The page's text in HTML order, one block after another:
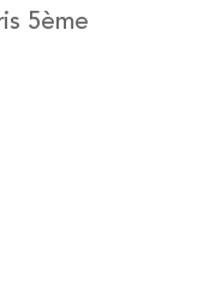
5ème